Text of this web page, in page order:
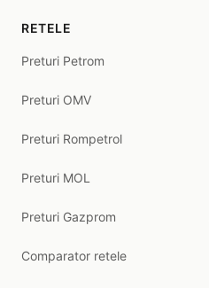
RETELE
Preturi Petrom
Preturi OMV
Preturi Rompetrol
Preturi MOL
Preturi Gazprom
Comparator retele